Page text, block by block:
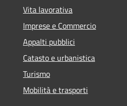
Vita lavorativa
Imprese e Commercio
Appalti pubblici
Catasto e urbanistica
Turismo
Mobilità e trasporti